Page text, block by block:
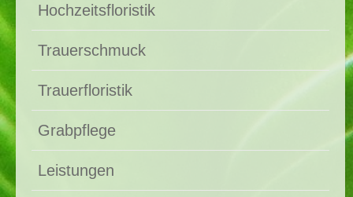
Hochzeitsfloristik
Trauerschmuck
Trauerfloristik
Grabpflege
Leistungen